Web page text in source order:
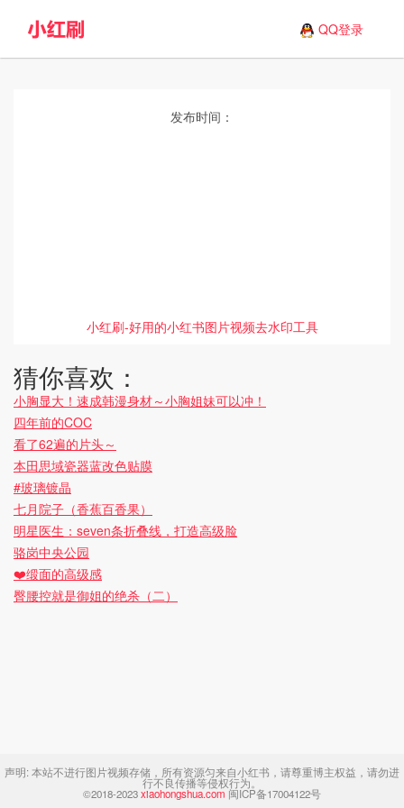
QQ登录
发布时间：
小红刷-好用的小红书图片视频去水印工具
猜你喜欢：
小胸显大！速成韩漫身材～小胸姐妹可以冲！
四年前的COC
看了62遍的片头～
本田思域瓷器蓝改色贴膜
#玻璃镀晶
七月院子（香蕉百香果）
明星医生：seven条折叠线，打造高级脸
骆岗中央公园
❤️缎面的高级感
臀腰控就是御姐的绝杀（二）
声明:本站不进行图片视频存储，所有资源匀来自小红书，请尊重博主权益，请勿进
行不良传播等侵权行为。
©2018-2023xiaohongshua.com 闽ICP备17004122号